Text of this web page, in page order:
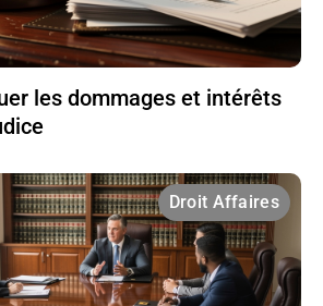
les dommages et intérêts
Droit Affaires